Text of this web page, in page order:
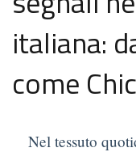
italiana:
come
Nel tessuto